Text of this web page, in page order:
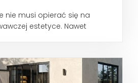
nie musi opierać się na
estetyce. Nawet